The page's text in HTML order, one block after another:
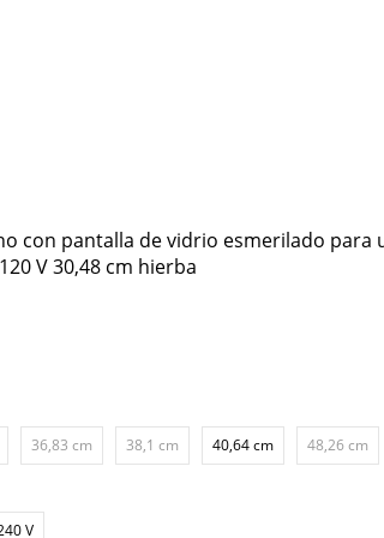
con pantalla de vidrio esmerilado para
V 30,48 cm hierba
36,83 cm 38,1 cm 40,64 cm 48,26 cm
V